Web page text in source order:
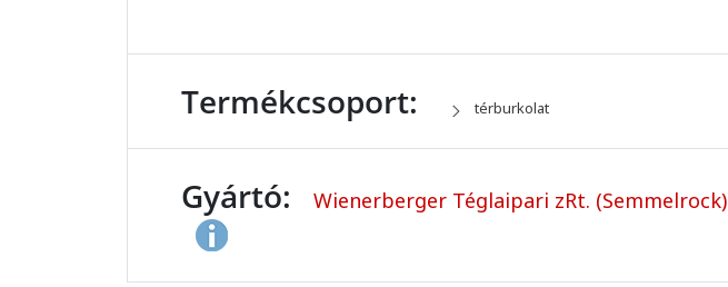
Termékcsoport: térburkolat
Gyártó: Wienerberger Téglaipari zRt. (Semmelrock)